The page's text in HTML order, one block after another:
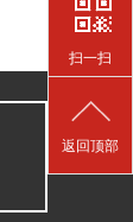
扫一扫
返回顶部